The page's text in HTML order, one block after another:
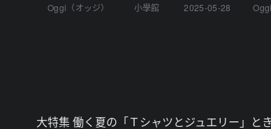
Oggi（オッジ） 小學館 2025-05-28 Oggi
大特集 働く夏の「Ｔシャツとジュエリー」と